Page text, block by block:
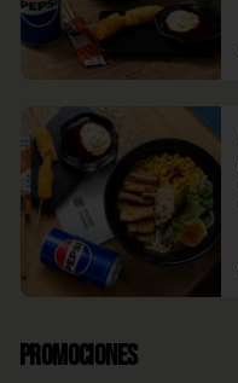
Promociones